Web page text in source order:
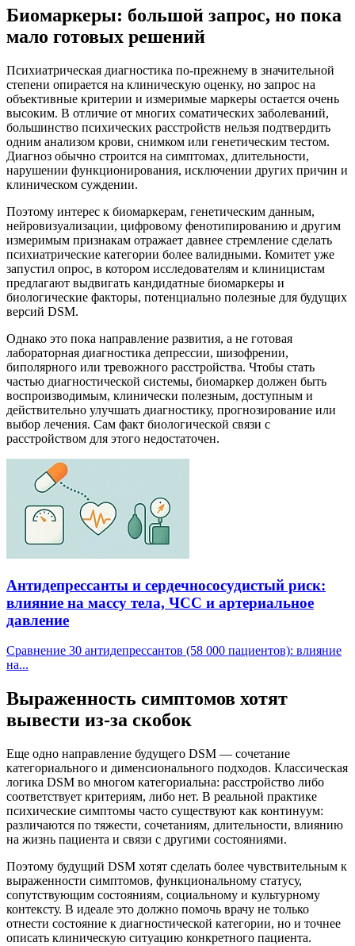
Биомаркеры: большой запрос, но пока
мало готовых решений
Психиатрическая диагностика по-прежнему в значительной
степени опирается на клиническую оценку, но запрос на
объективные критерии и измеримые маркеры остается очень
высоким. В отличие от многих соматических заболеваний,
большинство психических расстройств нельзя подтвердить
одним анализом крови, снимком или генетическим тестом.
Диагноз обычно строится на симптомах, длительности,
нарушении функционирования, исключении других причин и
клиническом суждении.
Поэтому интерес к биомаркерам, генетическим данным,
нейровизуализации, цифровому фенотипированию и другим
измеримым признакам отражает давнее стремление сделать
психиатрические категории более валидными. Комитет уже
запустил опрос, в котором исследователям и клиницистам
предлагают выдвигать кандидатные биомаркеры и
биологические факторы, потенциально полезные для будущих
версий DSM.
Однако это пока направление развития, а не готовая
лабораторная диагностика депрессии, шизофрении,
биполярного или тревожного расстройства. Чтобы стать
частью диагностической системы, биомаркер должен быть
воспроизводимым, клинически полезным, доступным и
действительно улучшать диагностику, прогнозирование или
выбор лечения. Сам факт биологической связи с
расстройством для этого недостаточен.
Антидепрессанты и сердечнососудистый риск:
влияние на массу тела, ЧСС и артериальное
давление
Сравнение 30 антидепрессантов (58 000 пациентов): влияние
на...
Выраженность симптомов хотят
вывести из-за скобок
Еще одно направление будущего DSM — сочетание
категориального и дименсионального подходов. Классическая
логика DSM во многом категориальна: расстройство либо
соответствует критериям, либо нет. В реальной практике
психические симптомы часто существуют как континуум:
различаются по тяжести, сочетаниям, длительности, влиянию
на жизнь пациента и связи с другими состояниями.
Поэтому будущий DSM хотят сделать более чувствительным к
выраженности симптомов, функциональному статусу,
сопутствующим состояниям, социальному и культурному
контексту. В идеале это должно помочь врачу не только
отнести состояние к диагностической категории, но и точнее
описать клиническую ситуацию конкретного пациента.